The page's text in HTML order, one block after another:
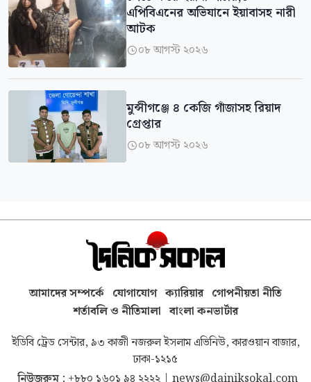
এপিবিএনের অভিযানে ইয়াবাসহ নারী
আটক
০৮ আগস্ট ২০২৬
মুন্সীগঞ্জে ৪ কেজি গাঁজাসহ রিয়াদ
গ্রেপ্তার
০৮ আগস্ট ২০২৬
আমাদের সম্পর্কে যোগাযোগ ক্যারিয়ার গোপনীয়তা নীতি
শর্তাবলি ও নীতিমালা বাংলা কনভার্টার
ইডিবি ট্রেড সেন্টার, ৯৩ কাজী নজরুল ইসলাম এভিনিউ, কারওয়ান বাজার,
ঢাকা-১২১৫